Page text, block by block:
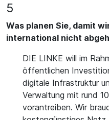
5
Was planen Sie, damit
international nicht
DIE LINKE will im
öffentlichen
digitale Infrastruktur
Verwaltung mit rund
vorantreiben. Wir